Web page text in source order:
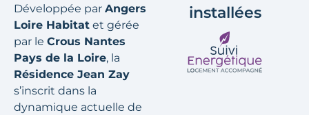
Développée par Angers
Loire Habitat et gérée
par le Crous Nantes
Pays de la Loire, la
Résidence Jean Zay
s’inscrit dans la
dynamique actuelle de
installées